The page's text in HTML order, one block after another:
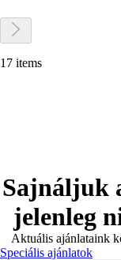
17 items
Sajnáljuk
jelenleg
Aktuális ajánlataink
Speciális ajánlatok